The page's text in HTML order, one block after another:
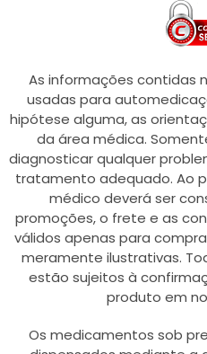
As informações contidas
usadas para
hipótese alguma, as
da área médica.
diagnosticar qualquer
tratamento adequado. Ao
médico deverá ser
promoções, o frete e as
válidos apenas para
meramente ilustrativas.
estão sujeitos à
produto em
Os medicamentos sob